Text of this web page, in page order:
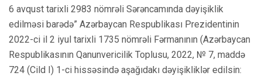
6 avqust tarixli 2983 nömrəli Sərəncamında dəyişiklik
edilməsi barədə” Azərbaycan Respublikası Prezidentinin
2022-ci il 2 iyul tarixli 1735 nömrəli Fərmanının (Azərbaycan
Respublikasının Qanunvericilik Toplusu, 2022, № 7, maddə
724 (Cild I) 1-ci hissəsində aşağıdakı dəyişikliklər edilsin: